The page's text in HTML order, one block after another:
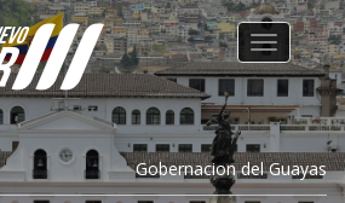
Gobernacion del Guayas
Toggle
navigation